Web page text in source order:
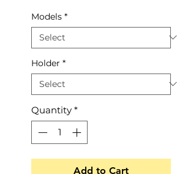
Models *
Holder *
Quantity *
Add to Cart